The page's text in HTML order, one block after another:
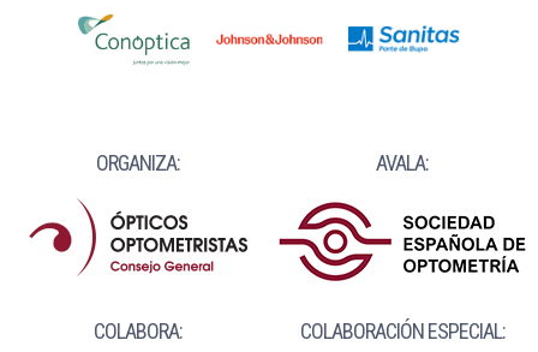
ORGANIZA: AVALA:
COLABORA: COLABORACIÓN ESPECIAL: